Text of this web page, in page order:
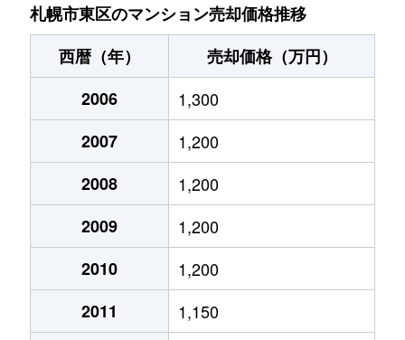
北７条東
4,900万円 札幌(ＪＲ)
北７条東
3,500万円 東区役所前
北８条東
1,200万円
北８条東
1,400万円
北８条東
390万円
北８条東
390万円
北８条東
300万円
北８条東
3,000万円
札幌市東区のマンション売却価格推移
西暦（年）
売却価格（万円）
2006
1,300
2007
1,200
2008
1,200
2009
1,200
2010
1,200
2011
1,150